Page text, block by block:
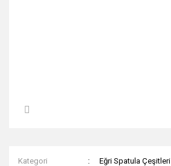
Kategori
Eğri Spatula Çeşitleri